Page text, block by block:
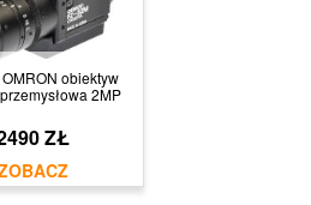
obiektyw
2MP
ZŁ